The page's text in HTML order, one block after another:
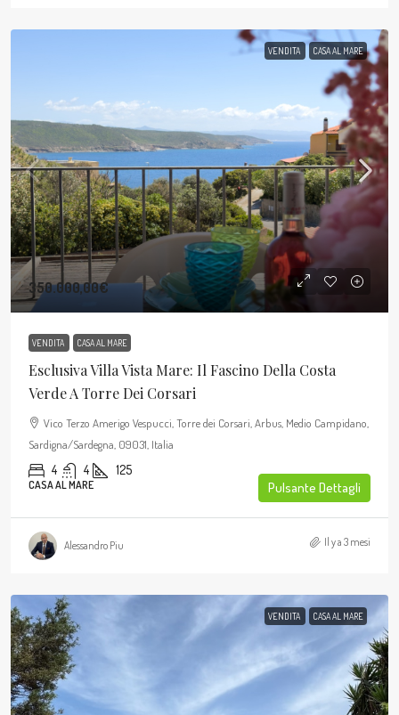
VENDITA CASA AL MARE
350.000,00€
VENDITA CASA AL MARE
Esclusiva Villa Vista Mare: Il Fascino Della Costa
Verde A Torre Dei Corsari
Vico Terzo Amerigo Vespucci, Torre dei Corsari, Arbus, Medio Campidano,
Sardigna/Sardegna, 09031, Italia
4 4 125
CASA AL MARE Pulsante Dettagli
Alessandro Piu Il y a 3 mesi
VENDITA CASA AL MARE